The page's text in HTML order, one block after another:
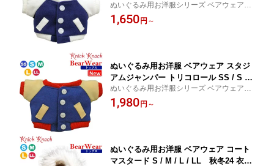
LL 秋冬24 衣装 コスチューム 着せ替
え ぬい服 ぬい活 ぬい撮り サイズによ
ぬいぐるみ用お洋服シリーズ ベアウェア 秋
冬 トップス 衣装 コスチューム 着せ替え ぬ
い服 ぬい活 ぬい撮り 推しぬい
1,650 円 ～
ぬいぐるみ用お洋服 ベアウェア スタジ
アムジャンパー トリコロール SS / S /
M / L / LL サイズによってボタンの数が
異なります 秋冬 衣装 コスチューム 着
ぬいぐるみ用お洋服シリーズ ベアウェア 秋
冬 トップス 衣装 コスチューム 着せ替え ぬ
い服 ぬい活 ぬい撮り 推しぬい
1,980 円 ～
ぬいぐるみ用お洋服 ベアウェア コート
マスタード S / M / L / LL 秋冬24 衣装